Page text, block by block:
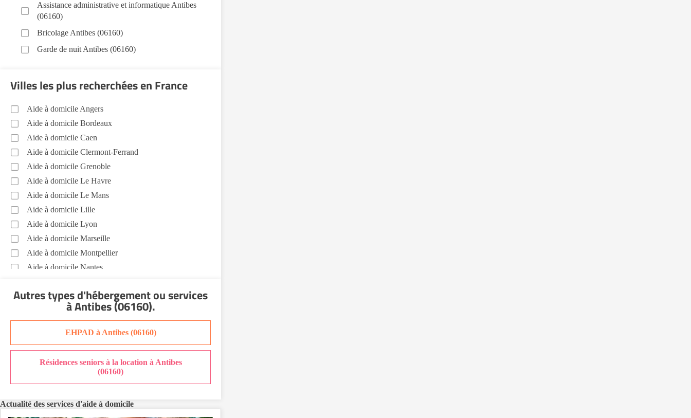
Assistance administrative et informatique Antibes
(06160)
Bricolage Antibes (06160)
Garde de nuit Antibes (06160)
Aide aux courses Antibes (06160)
gestion du linge Antibes (06160)
Portage de repas Antibes (06160)
Sorties (promenades, rendez-vous médicaux...)
Antibes (06160)
Promenade animaux de compagnie Antibes (06160)
Voir toutes les aides à domicile à Antibes (06160)
Villes les plus recherchées en France
Aide à domicile Angers
Aide à domicile Bordeaux
Aide à domicile Caen
Aide à domicile Clermont-Ferrand
Aide à domicile Grenoble
Aide à domicile Le Havre
Aide à domicile Le Mans
Aide à domicile Lille
Aide à domicile Lyon
Aide à domicile Marseille
Aide à domicile Montpellier
Aide à domicile Nantes
Aide à domicile Nîmes
Aide à domicile Orléans
Aide à domicile Rennes
Aide à domicile Saint-Etienne
Aide à domicile Toulouse
Autres types d'hébergement ou services
à Antibes (06160).
EHPAD à Antibes (06160)
Résidences seniors à la location à Antibes
(06160)
Actualité des services d'aide à domicile